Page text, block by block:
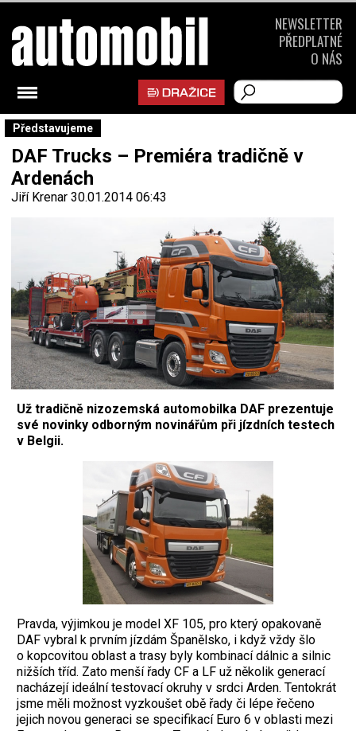
Představujeme
DAF Trucks – Premiéra tradičně v
Ardenách
Jiří Krenar 30.01.2014 06:43
Už tradičně nizozemská automobilka DAF prezentuje
své novinky odborným novinářům při jízdních testech
v Belgii.
Pravda, výjimkou je model XF 105, pro který opakovaně
DAF vybral k prvním jízdám Španělsko, i když vždy šlo
o kopcovitou oblast a trasy byly kombinací dálnic a silnic
nižších tříd. Zato menší řady CF a LF už několik generací
nacházejí ideální testovací okruhy v srdci Arden. Tentokrát
jsme měli možnost vyzkoušet obě řady či lépe řečeno
jejich novou generaci se specifikací Euro 6 v oblasti mezi
NEWSLETTER
PŘEDPLATNÉ
O NÁS